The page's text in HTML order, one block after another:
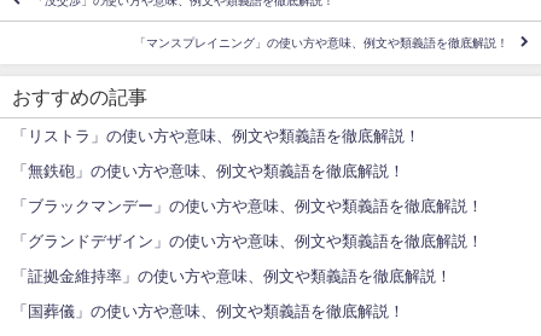
「マンスプレイニング」の使い方や意味、例文や類義語を徹底解説！
おすすめの記事
「リストラ」の使い方や意味、例文や類義語を徹底解説！
「無鉄砲」の使い方や意味、例文や類義語を徹底解説！
「ブラックマンデー」の使い方や意味、例文や類義語を徹底解説！
「グランドデザイン」の使い方や意味、例文や類義語を徹底解説！
「証拠金維持率」の使い方や意味、例文や類義語を徹底解説！
「国葬儀」の使い方や意味、例文や類義語を徹底解説！